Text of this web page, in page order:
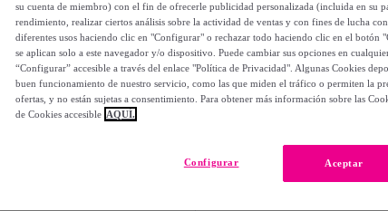
8,95 €
12, €
-25 %
Elige tu modelo
su cuenta de miembro) con el fin de ofrecerle publicidad personalizada (incluida en su
rendimiento, realizar ciertos análisis sobre la actividad de ventas y con fines de lucha
diferentes usos haciendo clic en "Configurar" o rechazar todo haciendo clic en el botón
se aplican solo a este navegador y/o dispositivo. Puede cambiar sus opciones en
“Configurar” accesible a través del enlace "Política de Privacidad". Algunas Cookies
buen funcionamiento de nuestro servicio, como las que miden el tráfico o permiten la
ofertas, y no están sujetas a consentimiento. Para obtener más información sobre las
de Cookies accesible AQUÍ.
Aceptar
Configurar